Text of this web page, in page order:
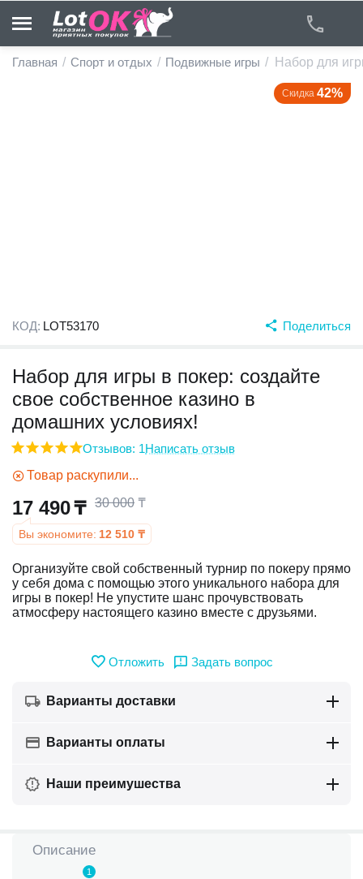
Главная / Спорт и отдых / Подвижные игры / Набор для
Скидка 42%
КОД: LOT53170 Поделиться
Набор для игры в покер: создайте
свое собственное казино в
домашних условиях!
Отзывов: 1Написать отзыв
Товар раскупили...
17 490₸ 30 000 ₸
Вы экономите: 12 510 ₸
Организуйте свой собственный турнир по покеру прямо
у себя дома с помощью этого уникального набора для
игры в покер! Не упустите шанс прочувствовать
атмосферу настоящего казино вместе с друзьями.
Отложить Задать вопрос
Варианты доставки
Варианты оплаты
Наши преимушества
Описание
1